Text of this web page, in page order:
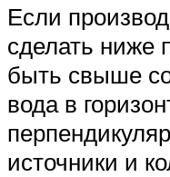
Если
сделать ниже
быть свыше
вода в
источники и